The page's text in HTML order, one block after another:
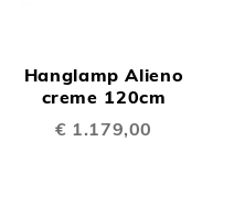
Hanglamp Alieno
creme 120cm
€ 1.179,00